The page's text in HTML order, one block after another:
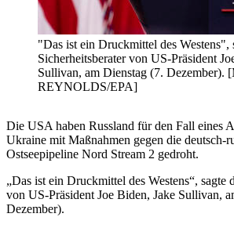
"Das ist ein Druckmittel des Westens",
Sicherheitsberater von US-Präsident
Sullivan, am Dienstag (7.
REYNOLDS/EPA]
Die USA haben Russland für den Fall eines
Ukraine mit Maßnahmen gegen die deutsch-
Ostseepipeline Nord Stream 2 gedroht.
„Das ist ein Druckmittel des Westens“, sagte
von US-Präsident Joe Biden, Jake Sullivan,
Dezember).